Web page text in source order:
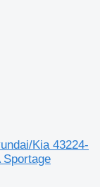
Kia 43224-
Sportage